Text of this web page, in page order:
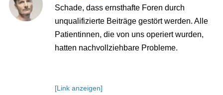
Schade, dass ernsthafte Foren durch
unqualifizierte Beiträge gestört werden. Alle
Patientinnen, die von uns operiert wurden,
hatten nachvollziehbare Probleme.
[Link anzeigen]